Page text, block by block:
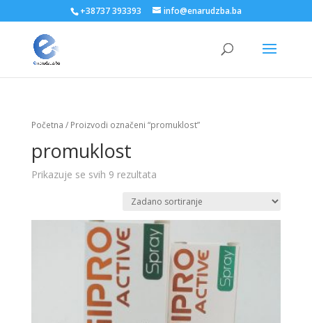
+38737 393393 info@enarudzba.ba
Početna / Proizvodi označeni “promuklost”
promuklost
Prikazuje se svih 9 rezultata